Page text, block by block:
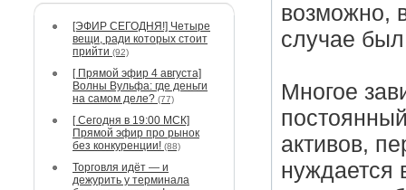
[ЭФИР СЕГОДНЯ!] Четыре
вещи, ради которых стоит
прийти (92)
[ Прямой эфир 4 августа]
Волны Вульфа: где деньги
на самом деле? (77)
[ Сегодня в 19:00 МСК]
Прямой эфир про рынок
без конкуренции! (88)
Торговля идёт — и
дежурить у терминала
возможно,
случае
Многое
активов,
нуждается